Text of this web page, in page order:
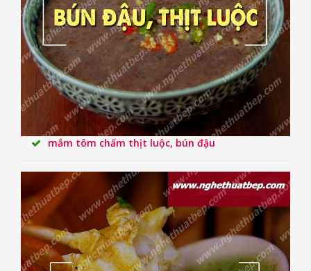
mắm tôm chấm thịt luộc, bún đậu